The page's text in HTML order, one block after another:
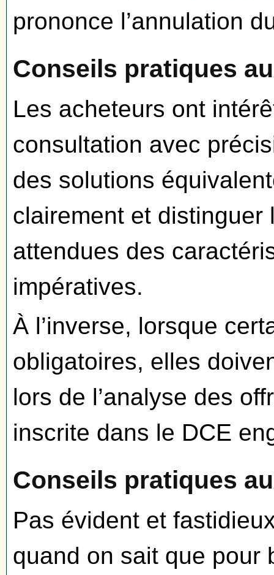
prononce l’annulation
Conseils pratiques
Les acheteurs ont
consultation avec
des solutions
clairement et distinguer
attendues des
impératives.
À l’inverse, lorsque
obligatoires, elles
lors de l’analyse des
inscrite dans le DCE
Conseils pratiques
Pas évident et
quand on sait que pour